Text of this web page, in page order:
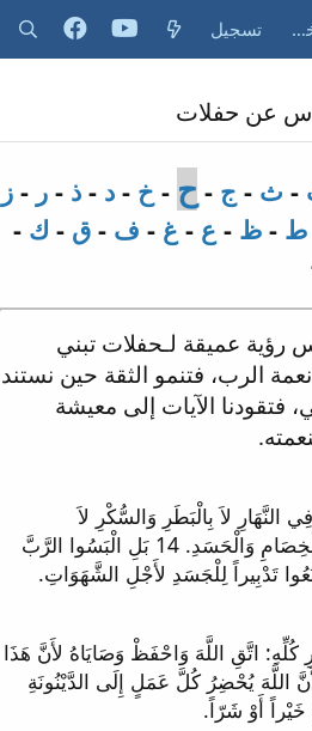
تسجيل الدخول تسجيل
عن حفلات
- ث - ج - ح - خ - د - ذ - ر - ز
ط - ظ - ع - غ - ف - ق - ك -
رؤية عميقة لـحفلات تبني
الرب، فتنمو الثقة حين نستند
فتقودنا الآيات إلى معيشة
فِي النَّهَارِ لاَ بِالْبَطَرِ وَالسُّكْرِ لاَ
بِالْمَضَاجِعِ وَالْعَهَرِ لاَ بِالْخِصَامِ وَالْحَسَدِ. 14 بَلِ الْبَسُوا الرَّبَّ
تَدْبِيراً لِلْجَسَدِ لأَجْلِ الشَّهَوَاتِ.
كُلِّهِ: اتَّقِ اللَّهَ وَاحْفَظْ وَصَايَاهُ لأَنَّ هَذَا
الإِنْسَانُ كُلُّهُ. 14 لأَنَّ اللَّهَ يُحْضِرُ كُلَّ عَمَلٍ إِلَى الدَّيْنُونَةِ
أَوْ شَرّاً.